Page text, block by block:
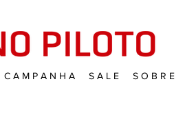
C A M P A N H A S A L E S O B R E